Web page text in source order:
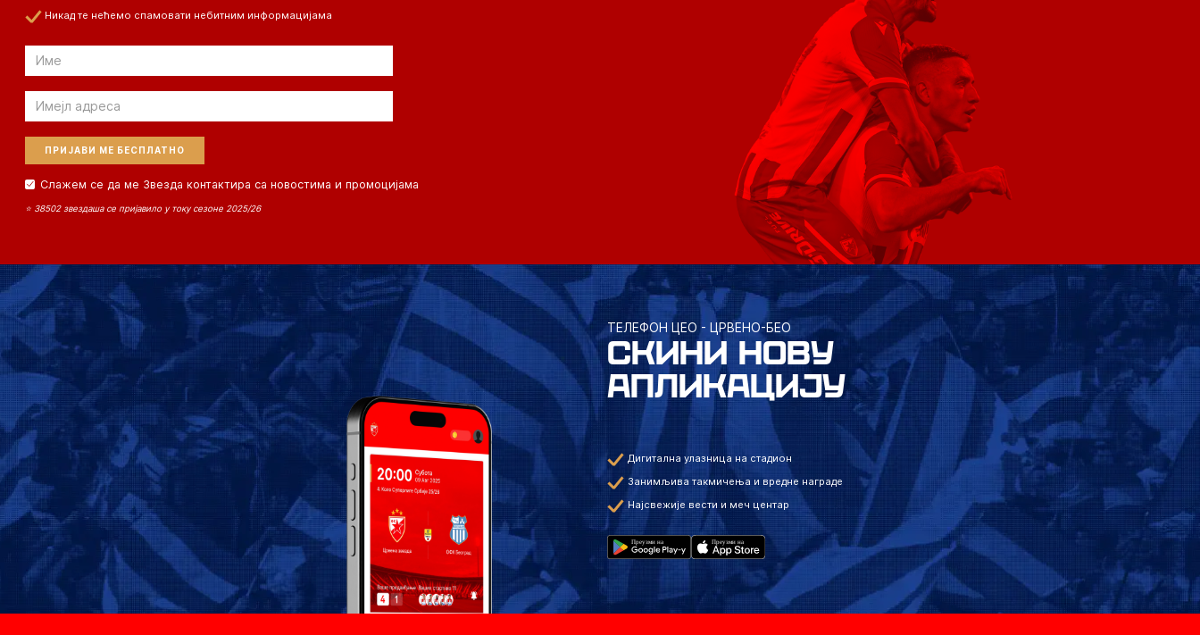
Никад те нећемо спамовати небитним информацијама
Email
Email
Слажем се да ме Звезда контактира са новостима и промоцијама
⭐ 38502 звездаша се пријавило у току сезоне 2025/26
ТЕЛЕФОН ЦЕО - ЦРВЕНО-БЕО
СКИНИ НОВУ
АПЛИКАЦИЈУ
Дигитална улазница на стадион
Занимљива такмичења и вредне награде
Најсвежије вести и меч центар